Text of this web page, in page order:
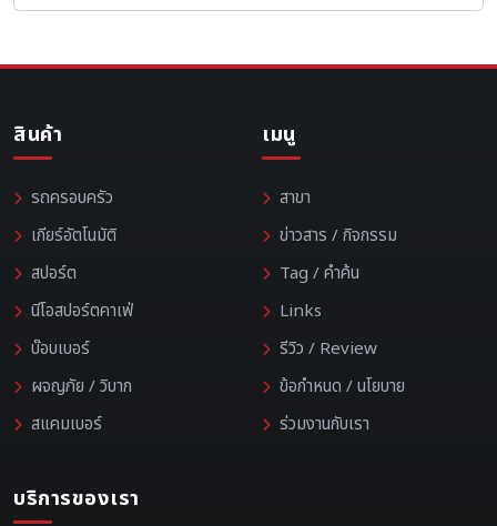
สินค้า
รถครอบครัว
เกียร์อัตโนมัติ
สปอร์ต
นีโอสปอร์ตคาเฟ่
บ๊อบเบอร์
ผจญภัย / วิบาก
สแคมเบอร์
เมนู
สาขา
ข่าวสาร / กิจกรรม
Tag / คำค้น
Links
รีวิว / Review
ข้อกำหนด / นโยบาย
ร่วมงานกับเรา
บริการของเรา